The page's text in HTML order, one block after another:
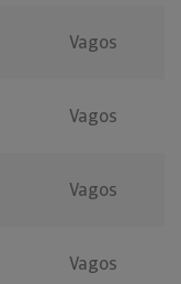
Vagos
Vagos
Vagos
Vagos